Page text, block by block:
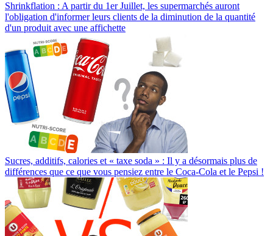
Shrinkflation : A partir du 1er Juillet, les supermarchés auront
l'obligation d'informer leurs clients de la diminution de la quantité
d'un produit avec une affichette
Sucres, additifs, calories et « taxe soda » : Il y a désormais plus de
différences que ce que vous pensiez entre le Coca-Cola et le Pepsi !